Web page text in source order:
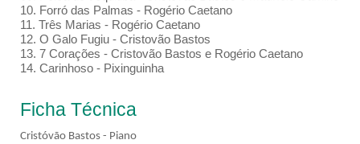
10. Forró das Palmas - Rogério Caetano
11. Três Marias - Rogério Caetano
12. O Galo Fugiu - Cristovão Bastos
13. 7 Corações - Cristovão Bastos e Rogério Caetano
14. Carinhoso - Pixinguinha
Ficha Técnica
Cristóvão Bastos - Piano